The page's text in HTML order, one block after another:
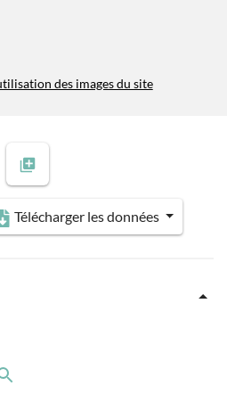
des images du site
Télécharger les données